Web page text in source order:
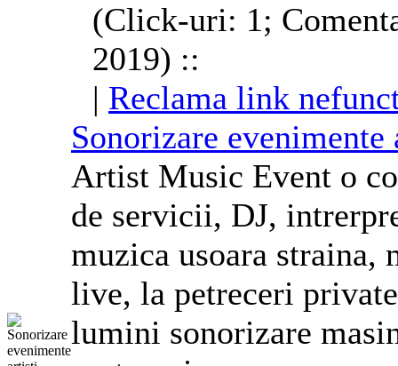
(Click-uri: 1;
2019) ::
| Reclama link
Sonorizare
Artist Music Event o
de servicii, DJ,
muzica usoara straina,
live, la petreceri
lumini sonorizare